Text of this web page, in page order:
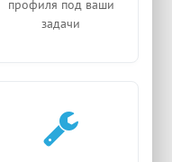
профиля под ваши
задачи